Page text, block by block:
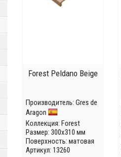
Forest Peldano Beige
Производитель: Gres de
Aragon
Коллекция: Forest
Размер: 300x310 мм
Поверхность: матовая
Артикул: 13260